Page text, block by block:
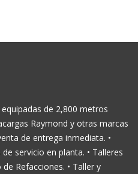
de 2,800 metros
Raymond y otras marcas
de entrega inmediata. •
servicio en planta. • Talleres
Refacciones. • Taller y